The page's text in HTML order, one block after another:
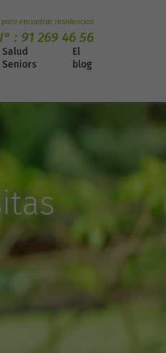
encontrar residencias
: 91 269 46 56
Salud
Seniors
El
blog